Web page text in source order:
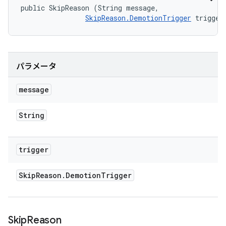
public SkipReason (String message,
SkipReason.DemotionTrigger
パラメータ
message
String
trigger
SkipReason . DemotionTrigger
SkipReason